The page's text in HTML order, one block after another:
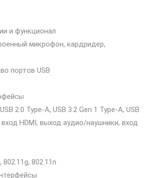
и функционал
микрофон, кардридер,
портов USB
2.0 Type-A, USB 3.2 Gen 1 Type-A, USB
вход HDMI, выход аудио/наушники, вход
802.11g, 802.11n